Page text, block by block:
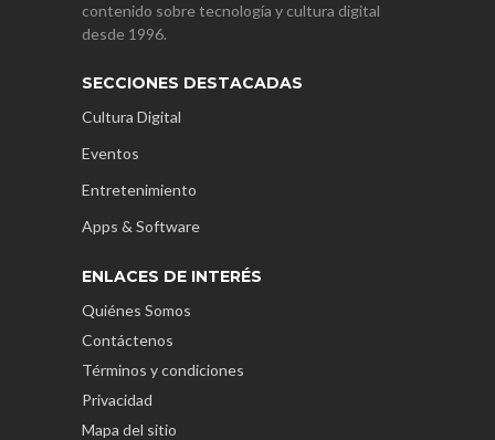
contenido sobre tecnología y cultura digital
desde 1996.
SECCIONES DESTACADAS
Cultura Digital
Eventos
Entretenimiento
Apps & Software
ENLACES DE INTERÉS
Quiénes Somos
Contáctenos
Términos y condiciones
Privacidad
Mapa del sitio